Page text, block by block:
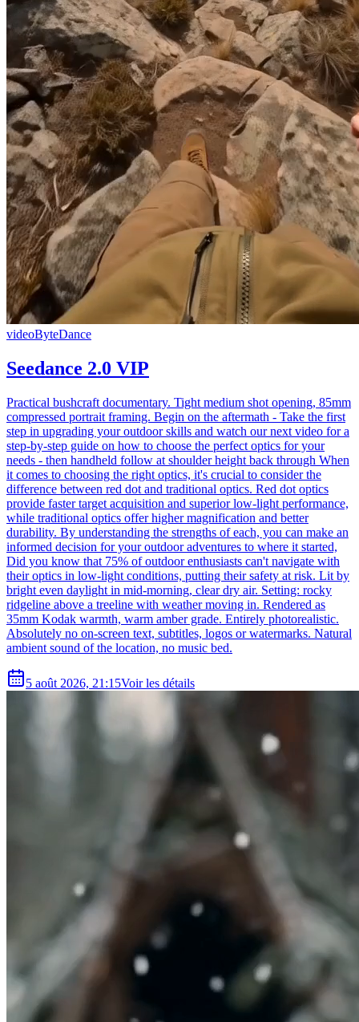
videoByteDance
Seedance 2.0 VIP
Practical bushcraft documentary. Tight medium shot opening, 85mm
compressed portrait framing. Begin on the aftermath - Take the first
step in upgrading your outdoor skills and watch our next video for a
step-by-step guide on how to choose the perfect optics for your
needs - then handheld follow at shoulder height back through When
it comes to choosing the right optics, it's crucial to consider the
difference between red dot and traditional optics. Red dot optics
provide faster target acquisition and superior low-light performance,
while traditional optics offer higher magnification and better
durability. By understanding the strengths of each, you can make an
informed decision for your outdoor adventures to where it started,
Did you know that 75% of outdoor enthusiasts can't navigate with
their optics in low-light conditions, putting their safety at risk. Lit by
bright even daylight in mid-morning, clear dry air. Setting: rocky
ridgeline above a treeline with weather moving in. Rendered as
35mm Kodak warmth, warm amber grade. Entirely photorealistic.
Absolutely no on-screen text, subtitles, logos or watermarks. Natural
ambient sound of the location, no music bed.
5 août 2026, 21:15Voir les détails